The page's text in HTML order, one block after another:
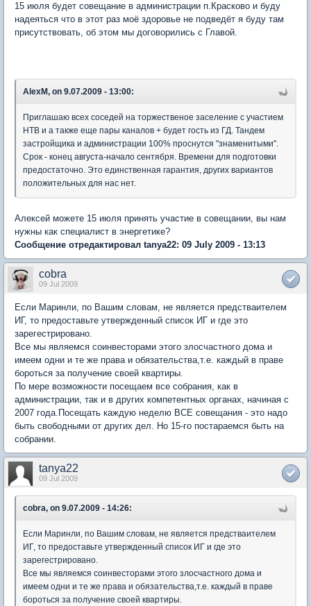
15 июля будет совещание в администрации п.Красково и буду
надеяться что в этот раз моё здоровье не подведёт я буду там
присутствовать, об этом мы договорились с Главой.
AlexM, on 9.07.2009 - 13:00:
Приглашаю всех соседей на торжественое заселение с участием
НТВ и а также еще пары каналов + будет гость из ГД. Тандем
застройщика и администрации 100% проснутся "знаменитыми".
Срок - конец августа-начало сентября. Времени для подготовки
предостаточно. Это единственная гарантия, других вариантов
положительных для нас нет.
Алексей можете 15 июля принять участие в совещании, вы нам
нужны как специалист в энергетике?
Сообщение отредактировал tanya22: 09 July 2009 - 13:13
cobra
09 Jul 2009
Если Маринли, по Вашим словам, не является предстваителем
ИГ, то предоставьте утвержденный список ИГ и где это
зарегестрировано.
Все мы являемся соинвесторами этого злосчастного дома и
имеем одни и те же права и обязательства,т.е. каждый в праве
бороться за получение своей квартиры.
По мере возможности посещаем все собрания, как в
администрации, так и в других компетентных органах, начиная с
2007 года.Посещать каждую неделю ВСЕ совещания - это надо
быть свободными от других дел. Но 15-го постараемся быть на
собрании.
tanya22
09 Jul 2009
cobra, on 9.07.2009 - 14:26:
Если Маринли, по Вашим словам, не является предстваителем
ИГ, то предоставьте утвержденный список ИГ и где это
зарегестрировано.
Все мы являемся соинвесторами этого злосчастного дома и
имеем одни и те же права и обязательства,т.е. каждый в праве
бороться за получение своей квартиры.